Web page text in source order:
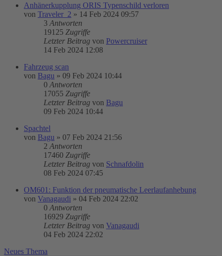
Anhänerkupplung ORIS Typenschild verloren
von Traveler_2 » 14 Feb 2024 09:57
3 Antworten
19125 Zugriffe
Letzter Beitrag von Powercruiser
14 Feb 2024 12:08
Fahrzeug scan
von Bagu » 09 Feb 2024 10:44
0 Antworten
17055 Zugriffe
Letzter Beitrag von Bagu
09 Feb 2024 10:44
Spachtel
von Bagu » 07 Feb 2024 21:56
2 Antworten
17460 Zugriffe
Letzter Beitrag von Schnafdolin
08 Feb 2024 07:45
OM601: Funktion der pneumatische Leerlaufanhebung
von Vanagaudi » 04 Feb 2024 22:02
0 Antworten
16929 Zugriffe
Letzter Beitrag von Vanagaudi
04 Feb 2024 22:02
Neues Thema